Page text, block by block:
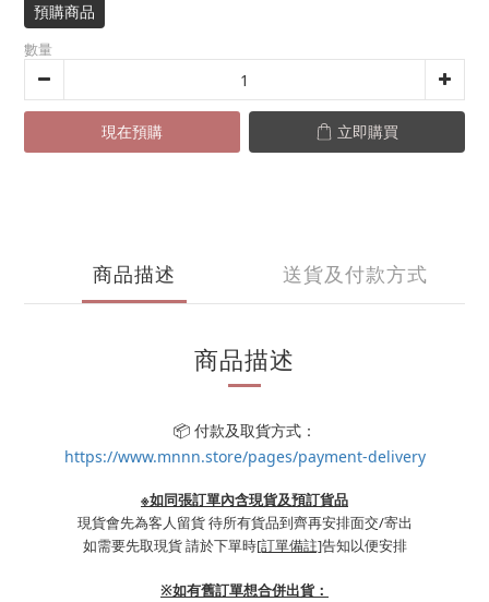
預購商品
數量
現在預購 立即購買
商品描述 送貨及付款方式
商品描述
📦 付款及取貨方式：
https://www.mnnn.store/pages/payment-delivery
※如同張訂單內含現貨及預訂貨品
現貨會先為客人留貨 待所有貨品到齊再安排面交/寄出
如需要先取現貨 請於下單時[訂單備註]告知以便安排
※如有舊訂單想合併出貨：